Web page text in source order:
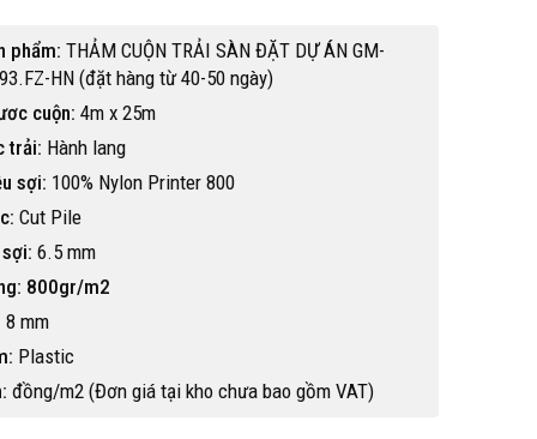
phẩm: THẢM CUỘN TRẢI SÀN ĐẶT DỰ ÁN GM-
HN (đặt hàng từ 40-50 ngày)
cuộn: 4m x 25m
trải: Hành lang
sợi: 100% Nylon Printer 800
Cut Pile
6.5 mm
800gr/m2
8 mm
Plastic
đồng/m2 (Đơn giá tại kho chưa bao gồm VAT)